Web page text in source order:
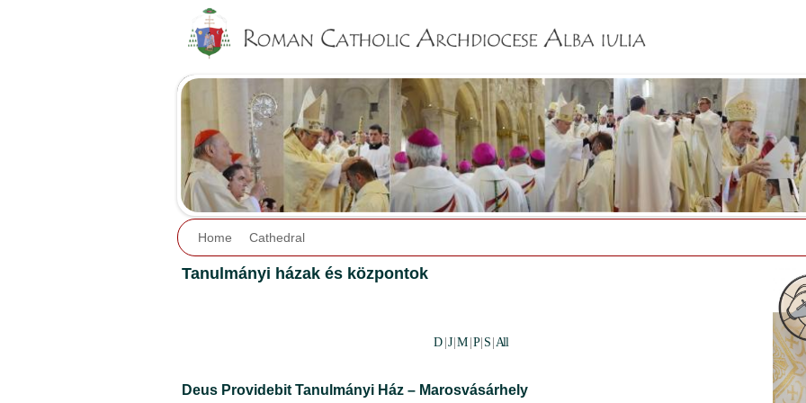
Home Cathedral
Tanulmányi házak és központok
D J |M P| S All
Deus Providebit Tanulmányi Ház – Marosvásárhely